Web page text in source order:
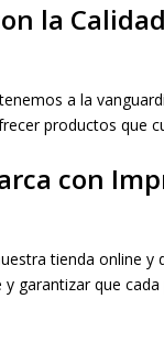
la
a la
productos que
con
tienda online
garantizar que